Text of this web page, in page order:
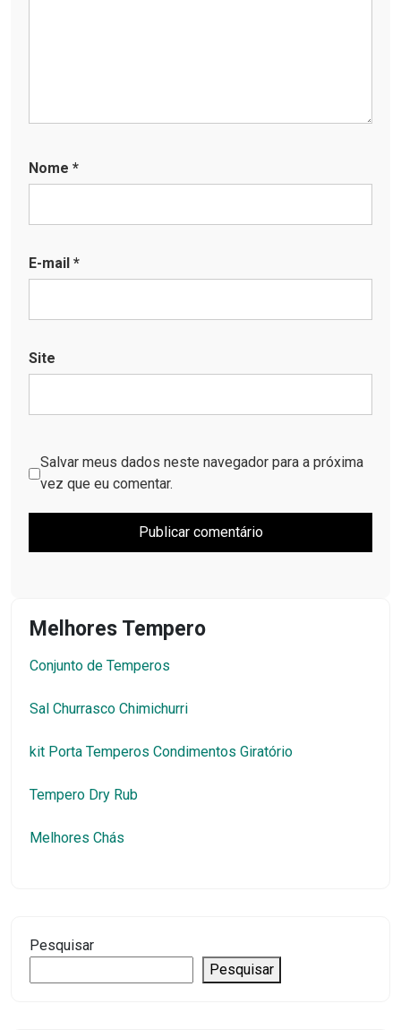
Nome *
E-mail *
Site
Salvar meus dados neste navegador para a próxima
vez que eu comentar.
Melhores Tempero
Conjunto de Temperos
Sal Churrasco Chimichurri
kit Porta Temperos Condimentos Giratório
Tempero Dry Rub
Melhores Chás
Pesquisar
Pesquisar